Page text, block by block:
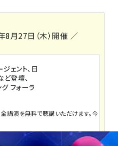
8月27日（木）開催 ／
ェント、日
ど登壇、
フォーラ
講演を無料で聴講いただけます。今